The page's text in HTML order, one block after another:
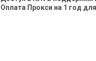
Оплата Прокси на 1 год